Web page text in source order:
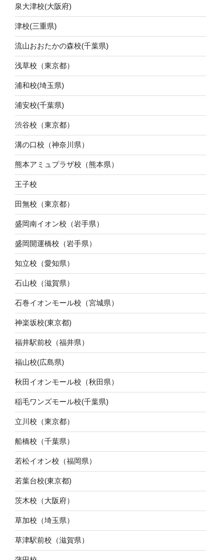
泉大津校(大阪府)
津校(三重県)
流山おおたかの森校(千葉県)
浅草校（東京都）
浦和校(埼玉県)
浦安校(千葉県)
渋谷校（東京都）
溝の口校（神奈川県）
熊本アミュプラザ校（熊本県）
王子校
田無校（東京都）
盛岡南イオン校（岩手県）
盛岡開運橋校（岩手県）
知立校（愛知県）
石山校（滋賀県）
石巻イオンモール校（宮城県）
神楽坂校(東京都)
福井駅前校（福井県）
福山校(広島県)
秋田イオンモール校（秋田県）
稲毛ワンズモール校(千葉県)
立川校（東京都）
船橋校（千葉県）
若松イオン校（福岡県）
若葉台校(東京都)
茨木校（大阪府）
草加校（埼玉県）
草津駅前校（滋賀県）